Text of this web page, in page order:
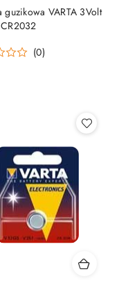
guzikowa VARTA 3Volt
(0)